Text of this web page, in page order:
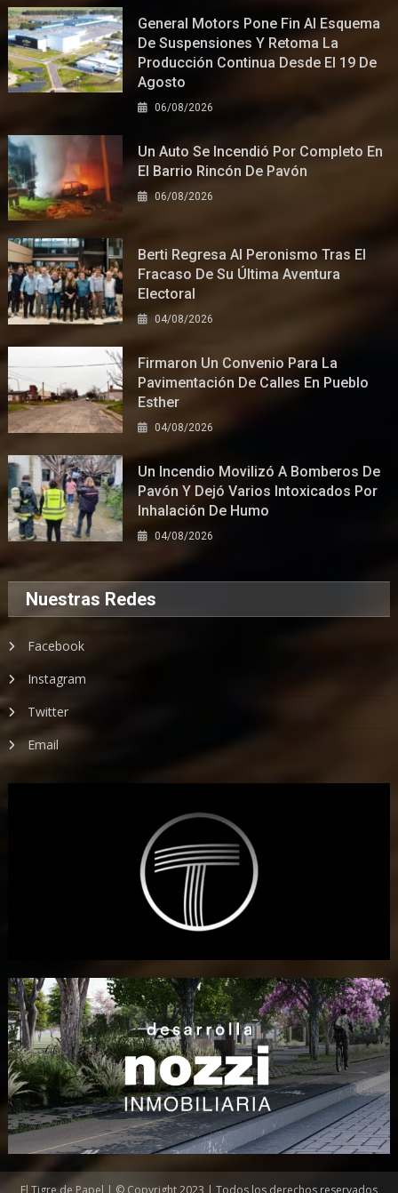
General Motors Pone Fin Al Esquema
De Suspensiones Y Retoma La
Producción Continua Desde El 19 De
Agosto
06/08/2026
Un Auto Se Incendió Por Completo En
El Barrio Rincón De Pavón
06/08/2026
Berti Regresa Al Peronismo Tras El
Fracaso De Su Última Aventura
Electoral
04/08/2026
Firmaron Un Convenio Para La
Pavimentación De Calles En Pueblo
Esther
04/08/2026
Un Incendio Movilizó A Bomberos De
Pavón Y Dejó Varios Intoxicados Por
Inhalación De Humo
04/08/2026
Nuestras Redes
Facebook
Instagram
Twitter
Email
El Tigre de Papel | © Copyright 2023 | Todos los derechos reservados